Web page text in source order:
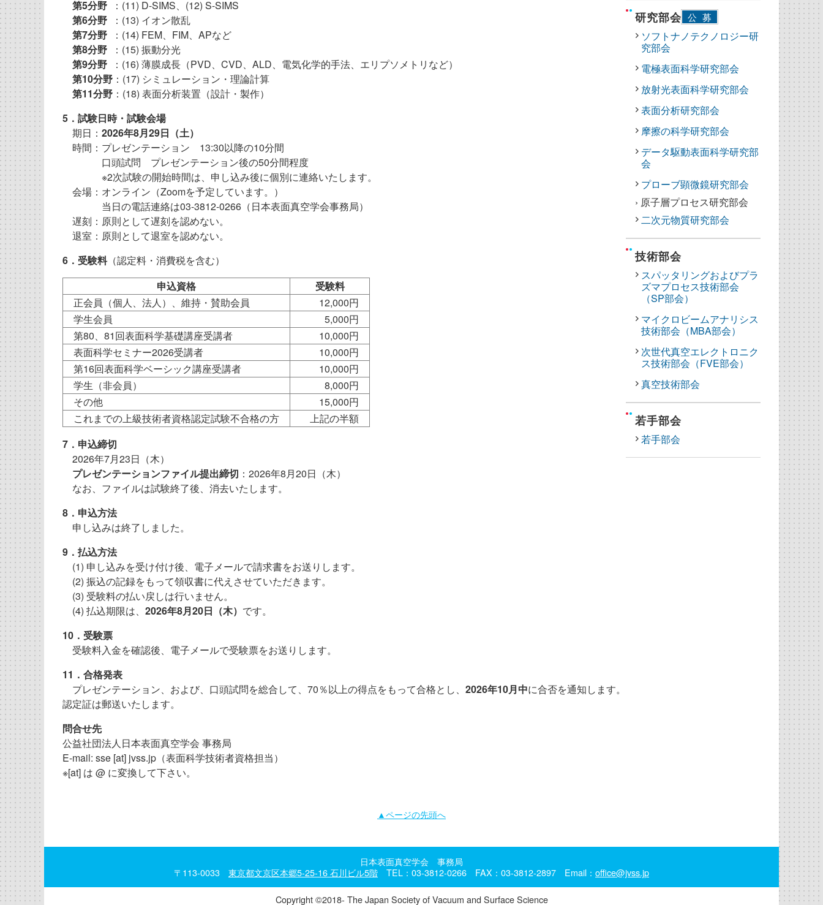
第5分野 ：(11) D-SIMS、(12) S-SIMS
第6分野 ：(13) イオン散乱
第7分野 ：(14) FEM、FIM、APなど
第8分野 ：(15) 振動分光
第9分野 ：(16) 薄膜成長（PVD、CVD、ALD、電気化学的手法、エリプソメトリなど）
第10分野 ：(17) シミュレーション・理論計算
第11分野 ：(18) 表面分析装置（設計・製作）
5．試験日時・試験会場
期日： 2026年8月29日（土）
時間：プレゼンテーション 13:30以降の10分間
口頭試問 プレゼンテーション後の50分間程度
※2次試験の開始時間は、申し込み後に個別に連絡いたします。
会場：オンライン（Zoomを予定しています。）
当日の電話連絡は03-3812-0266（日本表面真空学会事務局）
遅刻：原則として遅刻を認めない。
退室：原則として退室を認めない。
6．受験料（認定料・消費税を含む）
申込資格
受験料
正会員（個人、法人）、維持・賛助会員
12,000円
学生会員
5,000円
第80、81回表面科学基礎講座受講者
10,000円
表面科学セミナー2026受講者
10,000円
第16回表面科学ベーシック講座受講者
10,000円
学生（非会員）
8,000円
その他
15,000円
これまでの上級技術者資格認定試験不合格の方
上記の半額
7．申込締切
2026年7月23日（木）
プレゼンテーションファイル提出締切 ：2026年8月20日（木）
なお、ファイルは試験終了後、消去いたします。
8．申込方法
申し込みは終了しました。
9．払込方法
(1) 申し込みを受け付け後、電子メールで請求書をお送りします。
(2) 振込の記録をもって領収書に代えさせていただきます。
(3) 受験料の払い戻しは行いません。
(4) 払込期限は、 2026年8月20日（木） です。
10．受験票
受験料入金を確認後、電子メールで受験票をお送りします。
11．合格発表
プレゼンテーション、および、口頭試問を総合して、70％以上の得点をもって合格とし、 2026年10月中に合否を通知します。
認定証は郵送いたします。
問合せ先
公益社団法人日本表面真空学会 事務局
E-mail: sse [at] jvss.jp（表面科学技術者資格担当）
※[at] は @ に変換して下さい。
研究部会 公募
ソフトナノテクノロジー研
究部会
電極表面科学研究部会
放射光表面科学研究部会
表面分析研究部会
摩擦の科学研究部会
データ駆動表面科学研究部
会
プローブ顕微鏡研究部会
› 原子層プロセス研究部会
二次元物質研究部会
技術部会
スパッタリングおよびプラ
ズマプロセス技術部会
（SP部会）
マイクロビームアナリシス
技術部会（MBA部会）
次世代真空エレクトロニク
ス技術部会（FVE部会）
真空技術部会
若手部会
若手部会
▲ページの先頭へ
日本表面真空学会 事務局
〒113-0033 東京都文京区本郷5-25-16 石川ビル5階 TEL：03-3812-0266 FAX：03-3812-2897 Email： office@jvss.jp
Copyright ©2018- The Japan Society of Vacuum and Surface Science